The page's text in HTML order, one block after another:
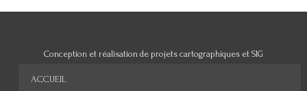
Conception et réalisation de projets cartographiques et SIG
ACCUEIL